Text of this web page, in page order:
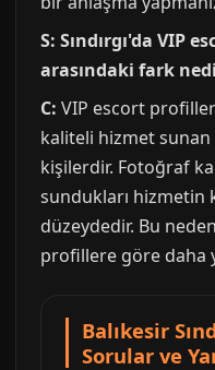
S: Sındırgı'da VIP
arasındaki fark
C: VIP escort
kaliteli hizmet
kişilerdir. Fotoğraf
sundukları hizmetin
düzeydedir. Bu
profillere göre daha
Balıkesir
Sorular ve